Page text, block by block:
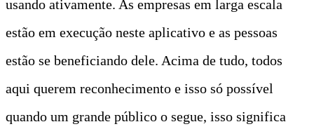
usando ativamente. As empresas em larga escala
estão em execução neste aplicativo e as pessoas
estão se beneficiando dele. Acima de tudo, todos
aqui querem reconhecimento e isso só possível
quando um grande público o segue, isso significa